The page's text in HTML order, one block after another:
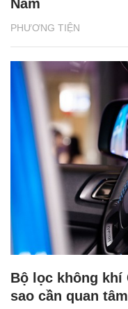
PHƯƠNG TIỆN
Nam
Bộ lọc không khí
sao cần quan